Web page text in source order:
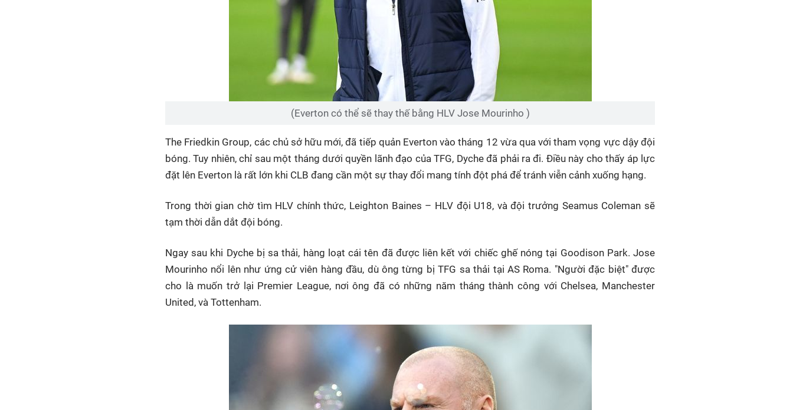
(Everton có thể sẽ thay thế bằng HLV Jose Mourinho )
The Friedkin Group, các chủ sở hữu mới, đã tiếp quản Everton vào tháng 12 vừa qua với tham vọng vực dậy đội
bóng. Tuy nhiên, chỉ sau một tháng dưới quyền lãnh đạo của TFG, Dyche đã phải ra đi. Điều này cho thấy áp lực
đặt lên Everton là rất lớn khi CLB đang cần một sự thay đổi mang tính đột phá để tránh viễn cảnh xuống hạng.
Trong thời gian chờ tìm HLV chính thức, Leighton Baines – HLV đội U18, và đội trưởng Seamus Coleman sẽ
tạm thời dẫn dắt đội bóng.
Ngay sau khi Dyche bị sa thải, hàng loạt cái tên đã được liên kết với chiếc ghế nóng tại Goodison Park. Jose
Mourinho nổi lên như ứng cử viên hàng đầu, dù ông từng bị TFG sa thải tại AS Roma. "Người đặc biệt" được
cho là muốn trở lại Premier League, nơi ông đã có những năm tháng thành công với Chelsea, Manchester
United, và Tottenham.